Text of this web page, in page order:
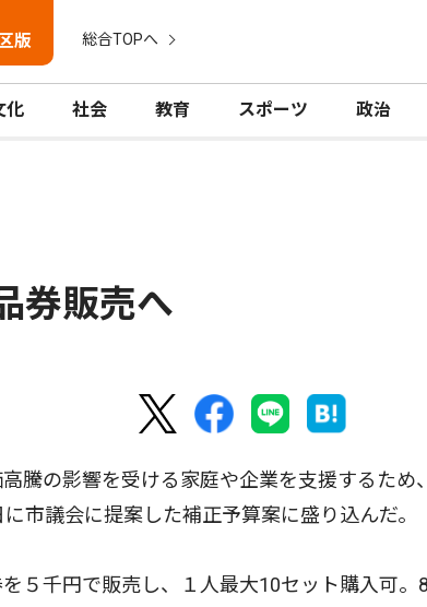
版 総合TOPへ
化 社会 教育 スポーツ 政治
券販売へ
騰の影響を受ける家庭や企業を支援するため
市議会に提案した補正予算案に盛り込んだ。
５千円で販売し、１人最大10セット購入可。